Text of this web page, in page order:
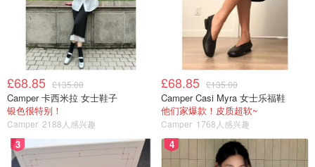
可预约免看管
提前吃到热腾腾的食物
£68.85 £135.00
Camper 卡西米拉 女士鞋子
银色很特别！
Camper 2188人感兴趣
£68.85 £135.00
Camper Casi Myra 女士乐福鞋
他们家爆款！皮质超软~
Camper 1768人感兴趣
3 4